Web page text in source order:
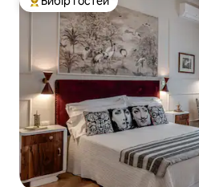
Топ вибір гостей